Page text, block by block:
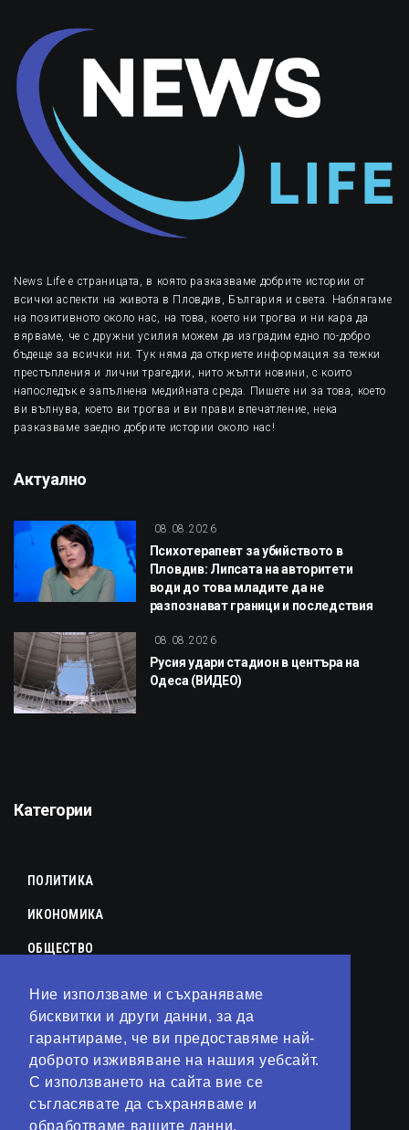
Ние използваме и съхраняваме
бисквитки и други данни, за да
гарантираме, че ви предоставяме най-
доброто изживяване на нашия уебсайт.
С използването на сайта вие се
съгласявате да съхраняваме и
обработваме вашите данни.
News Life е страницата, в която разказваме добрите истории от
всички аспекти на живота в Пловдив, България и света. Наблягаме
на позитивното около нас, на това, което ни трогва и ни кара да
вярваме, че с дружни усилия можем да изградим едно по-добро
бъдеще за всички ни. Тук няма да откриете информация за тежки
престъпления и лични трагедии, нито жълти новини, с които
напоследък е запълнена медийната среда. Пишете ни за това, което
ви вълнува, което ви трогва и ви прави впечатление, нека
разказваме заедно добрите истории около нас!
Актуално
08.08.2026
Психотерапевт за убийството в
Пловдив: Липсата на авторитети
води до това младите да не
разпознават граници и последствия
08.08.2026
Русия удари стадион в центъра на
Одеса (ВИДЕО)
Категории
ПОЛИТИКА
ИКОНОМИКА
ОБЩЕСТВО
КУЛТУРА
ЛАЙФСТАЙЛ
ТЕХНОЛОГИИ
АНАЛИЗИ